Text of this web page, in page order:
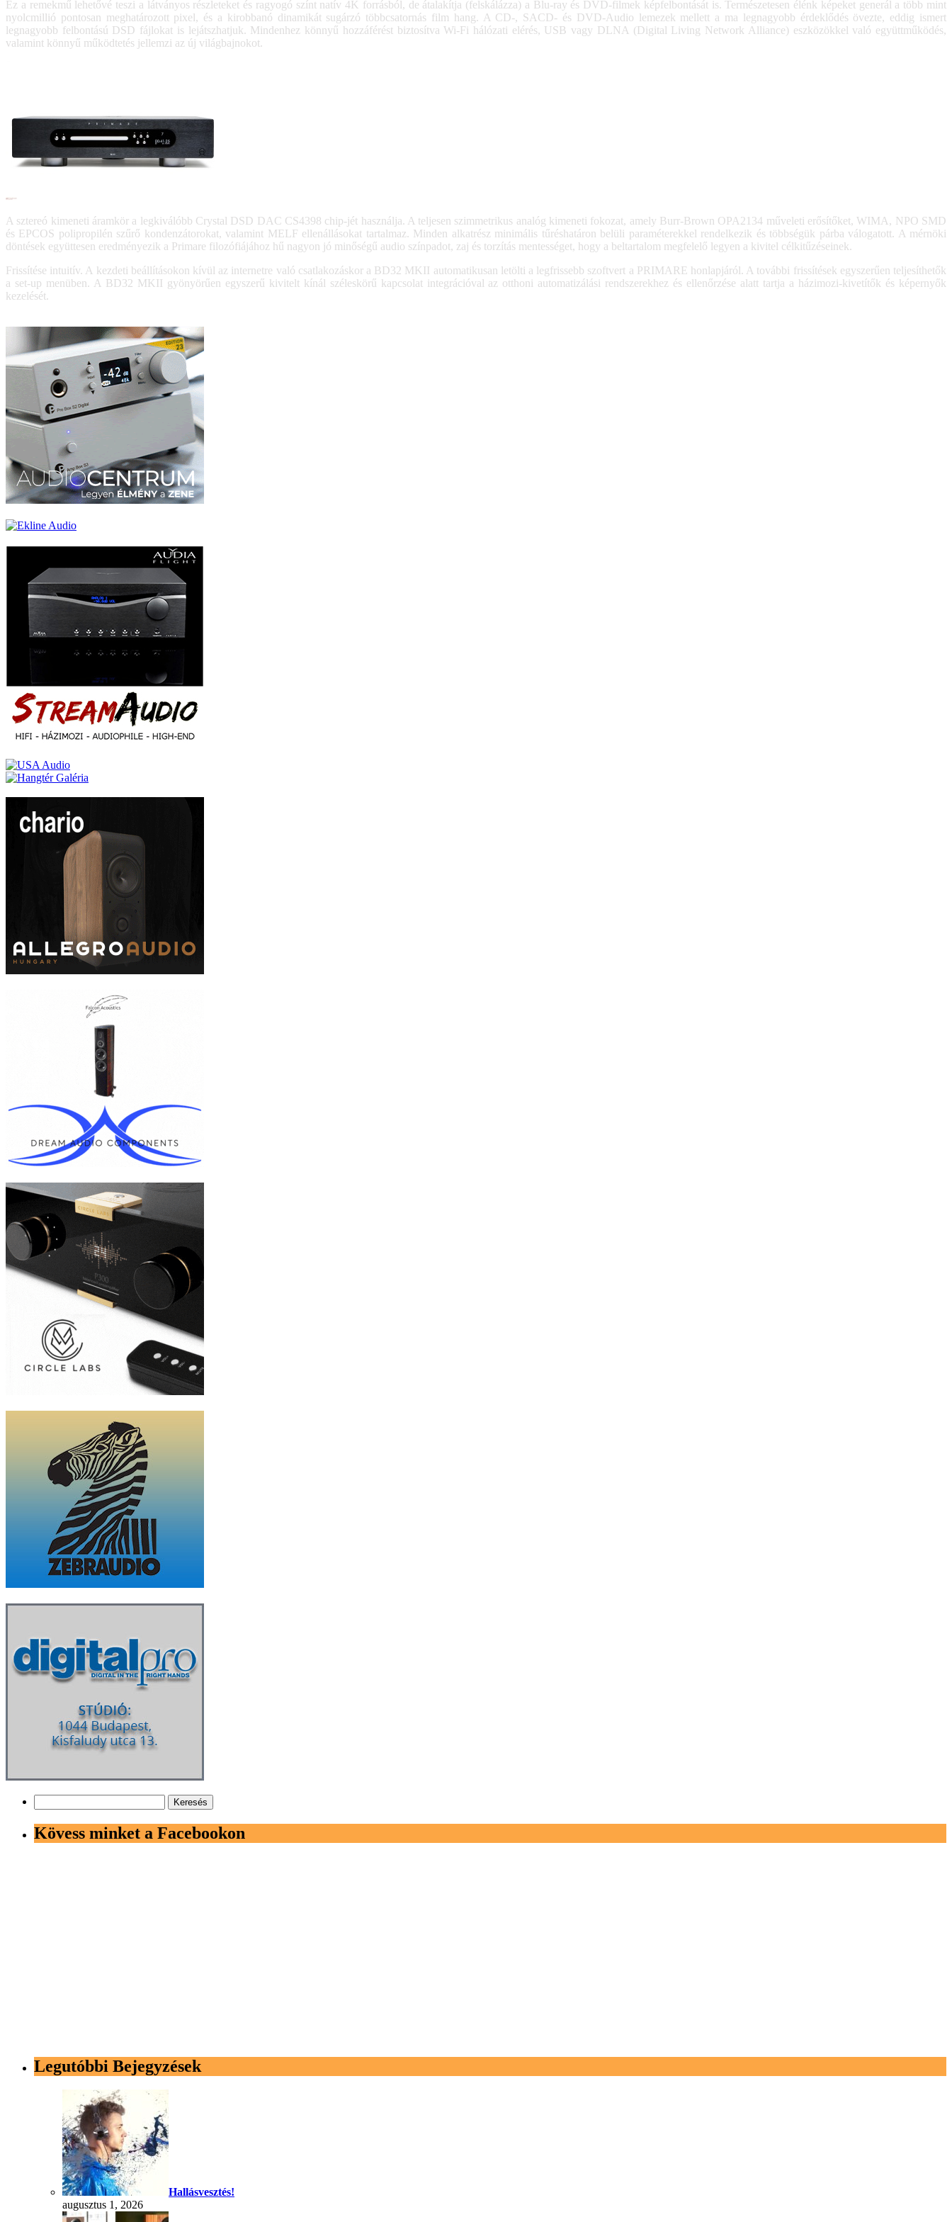
Ez a remekmű lehetővé teszi a látványos részleteket és ragyogó színt natív 4K forrásból, de átalakítja (felskálázza) a Blu-ray és DVD-filmek képfelbontását is. Természetesen élénk képeket generál a több mint
nyolcmillió pontosan meghatározott pixel, és a kirobbanó dinamikát sugárzó többcsatornás film hang. A CD-, SACD- és DVD-Audio lemezek mellett a ma legnagyobb érdeklődés övezte, eddig ismert
legnagyobb felbontású DSD fájlokat is lejátszhatjuk. Mindenhez könnyű hozzáférést biztosítva Wi-Fi hálózati elérés, USB vagy DLNA (Digital Living Network Alliance) eszközökkel való együttműködés,
valamint könnyű működtetés jellemzi az új világbajnokot.
A sztereó kimeneti áramkör a legkiválóbb Crystal DSD DAC CS4398 chip-jét használja. A teljesen szimmetrikus analóg kimeneti fokozat, amely Burr-Brown OPA2134 műveleti erősítőket, WIMA, NPO SMD
és EPCOS polipropilén szűrő kondenzátorokat, valamint MELF ellenállásokat tartalmaz. Minden alkatrész minimális tűréshatáron belüli paraméterekkel rendelkezik és többségük párba válogatott. A mérnöki
döntések együttesen eredményezik a Primare filozófiájához hű nagyon jó minőségű audio színpadot, zaj és torzítás mentességet, hogy a beltartalom megfelelő legyen a kivitel célkitűzéseinek.
Frissítése intuitív. A kezdeti beállításokon kívül az internetre való csatlakozáskor a BD32 MKII automatikusan letölti a legfrissebb szoftvert a PRIMARE honlapjáról. A további frissítések egyszerűen teljesíthetők
a set-up menüben. A BD32 MKII gyönyörűen egyszerű kivitelt kínál széleskörű kapcsolat integrációval az otthoni automatizálási rendszerekhez és ellenőrzése alatt tartja a házimozi-kivetítők és képernyők
kezelését.
Kövess minket a Facebookon
Legutóbbi Bejegyzések
Hallásvesztés!
augusztus 1, 2026